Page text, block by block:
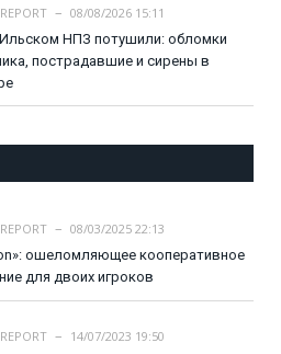
08/08/2026 15:11
НПЗ потушили: обломки
пострадавшие и сирены в
08/03/2025 22:13
ошеломляющее кооперативное
для двоих игроков
14/07/2023 19:50